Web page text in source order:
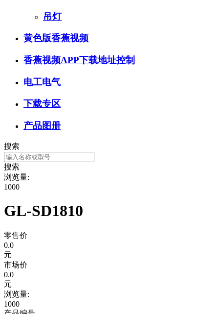
吊灯
黄色版香蕉视频
香蕉视频APP下载地址控制
电工电气
下载专区
产品图册
搜索
搜索
浏览量:
1000
GL-SD1810
零售价
0.0
元
市场价
0.0
元
浏览量:
1000